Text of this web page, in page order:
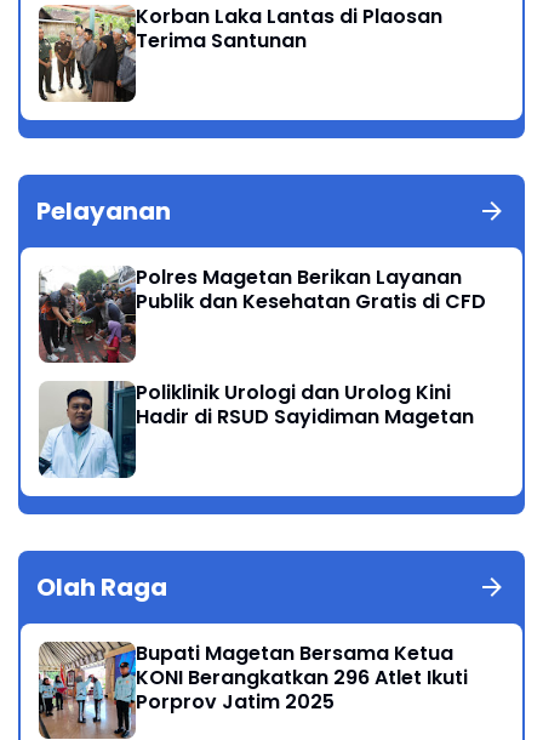
Korban Laka Lantas di Plaosan
Terima Santunan
Pelayanan
Polres Magetan Berikan Layanan
Publik dan Kesehatan Gratis di CFD
Poliklinik Urologi dan Urolog Kini
Hadir di RSUD Sayidiman Magetan
Olah Raga
Bupati Magetan Bersama Ketua
KONI Berangkatkan 296 Atlet Ikuti
Porprov Jatim 2025